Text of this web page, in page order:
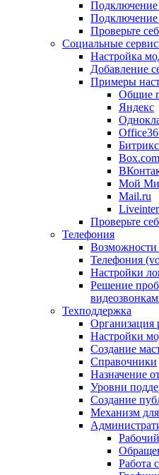
Подключение
Подключение
Проверьте
Социальные
Настройка
Добавление
Примеры
Общие
Яндекс
Box.com
Мой
Mail.ru
Проверьте
Телефония
Возможности
Телефония
Настройки
Решение
Техподдержка
Организация
Настройки
Создание
Справочники
Назначение
Уровни
Создание
Механизм
Работа